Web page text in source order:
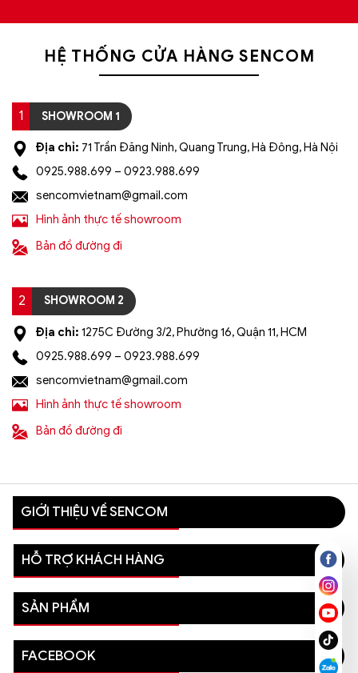
HỆ THỐNG CỬA HÀNG SENCOM
1 SHOWROOM 1
Địa chỉ: 71 Trần Đăng Ninh, Quang Trung, Hà Đông, Hà Nội
0925.988.699 – 0923.988.699
sencomvietnam@gmail.com
Hình ảnh thực tế showroom
Bản đồ đường đi
2 SHOWROOM 2
Địa chỉ: 1275C Đường 3/2, Phường 16, Quận 11, HCM
0925.988.699 – 0923.988.699
sencomvietnam@gmail.com
Hình ảnh thực tế showroom
Bản đồ đường đi
GIỚI THIỆU VỀ SENCOM
HỖ TRỢ KHÁCH HÀNG
SẢN PHẨM
FACEBOOK